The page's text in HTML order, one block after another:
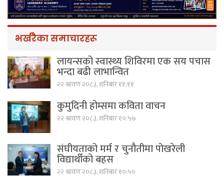
भर्खरैका समाचारहरू
लायन्सको स्वास्थ्य शिविरमा एक सय पचास
भन्दा बढी लाभान्वित
२२ श्रावण २०८३, शनिबार ११:११
कुमुदिनी होम्समा कविता वाचन
२२ श्रावण २०८३, शनिबार १०:५७
संघीयताको मर्म र चुनौतीमा पोखरेली
विद्यार्थीको बहस
२२ श्रावण २०८३, शनिबार १०:५०